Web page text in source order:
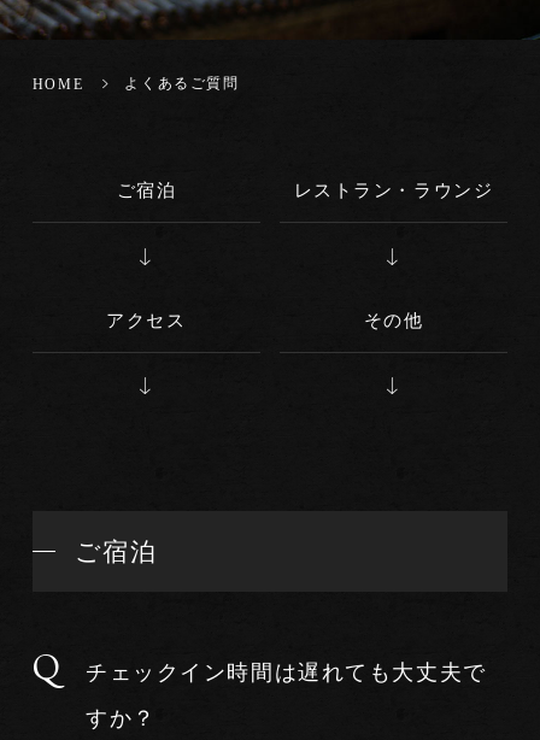
HOME よくあるご質問
ご宿泊 レストラン・ラウンジ
アクセス その他
ご宿泊
チェックイン時間は遅れても大丈夫で
すか？